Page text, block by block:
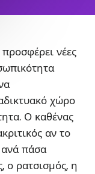
νέες
χώρο
Ο καθένας
αν το
ανά πάσα
ο ρατσισμός, η